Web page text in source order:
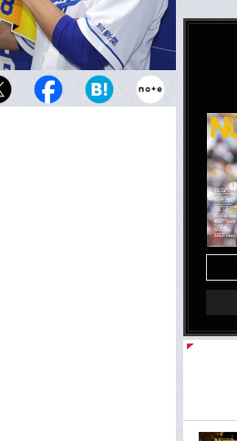
洋平。大学・社会人経由での達